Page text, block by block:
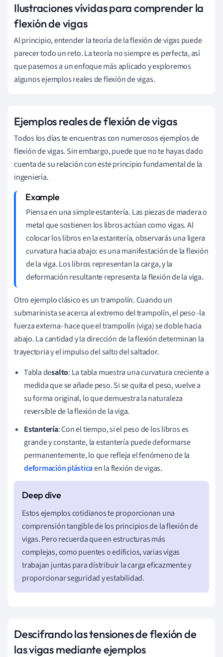
Ilustraciones vívidas para comprender la
flexión de vigas
Al principio, entender la teoría de la flexión de vigas puede
parecer todo un reto. La teoría no siempre es perfecta, así
que pasemos a un enfoque más aplicado y exploremos
algunos ejemplos reales de flexión de vigas.
Ejemplos reales de flexión de vigas
Todos los días te encuentras con numerosos ejemplos de
flexión de vigas. Sin embargo, puede que no te hayas dado
cuenta de su relación con este principio fundamental de la
ingeniería.
Piensa en una simple estantería. Las piezas de madera o
metal que sostienen los libros actúan como vigas. Al
colocar los libros en la estantería, observarás una ligera
curvatura hacia abajo: es una manifestación de la flexión
de la viga. Los libros representan la carga, y la
deformación resultante representa la flexión de la viga.
Otro ejemplo clásico es un trampolín. Cuando un
submarinista se acerca al extremo del trampolín, el peso -la
fuerza externa- hace que el trampolín (viga) se doble hacia
abajo. La cantidad y la dirección de la flexión determinan la
trayectoria y el impulso del salto del saltador.
Tabla desalto: La tabla muestra una curvatura creciente a
medida que se añade peso. Si se quita el peso, vuelve a
su forma original, lo que demuestra la naturaleza
reversible de la flexión de la viga.
Estantería: Con el tiempo, si el peso de los libros es
grande y constante, la estantería puede deformarse
permanentemente, lo que refleja el fenómeno de la
deformación plásticaen la flexión de vigas.
Estos ejemplos cotidianos te proporcionan una
comprensión tangible de los principios de la flexión de
vigas. Pero recuerda que en estructuras más
complejas, como puentes o edificios, varias vigas
trabajan juntas para distribuir la carga eficazmente y
proporcionar seguridad y estabilidad.
Descifrando las tensiones de flexión de
las vigas mediante ejemplos